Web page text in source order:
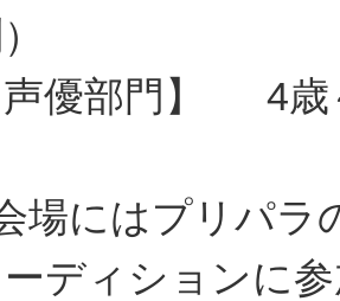
声優部門】 4歳
場にはプリパラ
ディションに